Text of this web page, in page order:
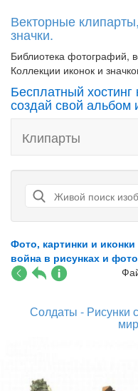
Векторные
значки.
Библиотека фотографий,
Коллекции иконок и
Бесплатный хостинг
создай свой
Клипарты
Фото, картинки и иконки
война в рисунках и
Солдаты - Рисунки